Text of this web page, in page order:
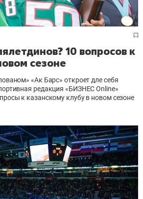
10 вопросов к
сезоне
«Ак Барс» откроет дле себя
редакция «БИЗНЕС Online»
к казанскому клубу в новом сезоне